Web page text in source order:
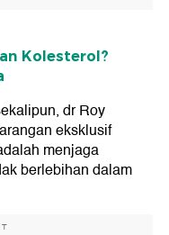
Kolesterol?
dr Roy
eksklusif
menjaga
berlebihan dalam